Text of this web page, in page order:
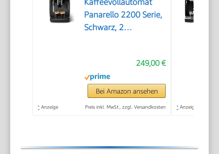
Kaffeevollautomat
Panarello 2200 Serie,
Schwarz, 2
249,00 €
Bei Amazon ansehen
* Anzeige Preis inkl. MwSt., zzgl. Versandkosten * Anzeige